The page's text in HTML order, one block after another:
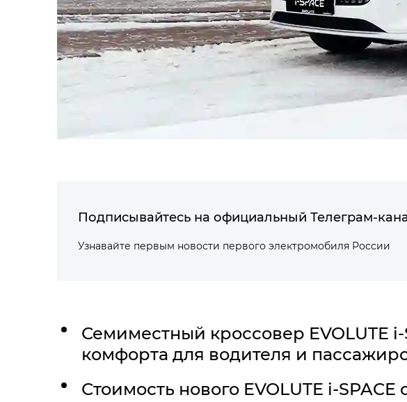
Подписывайтесь на официальный Телеграм-
Узнавайте первым новости первого электромобиля России
Семиместный кроссовер EVOLUTE
комфорта для водителя и
Стоимость нового EVOLUTE